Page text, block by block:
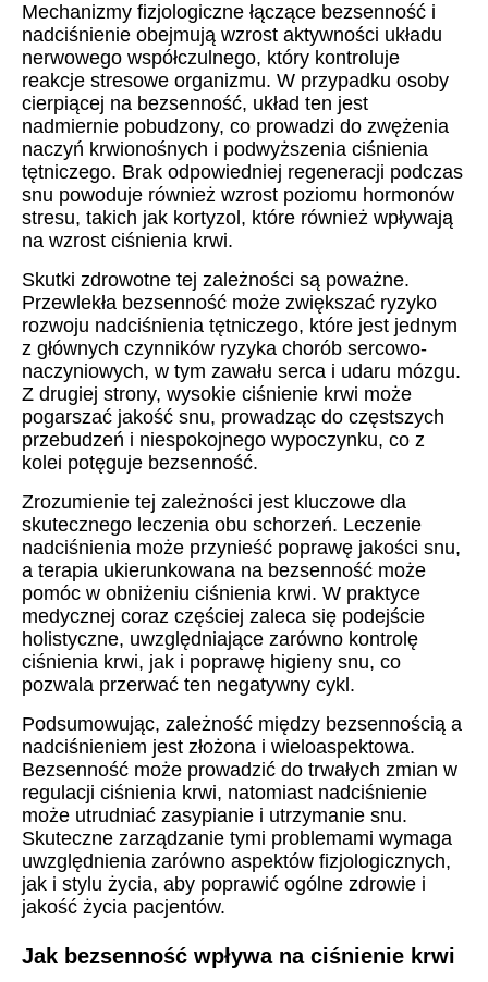
Mechanizmy fizjologiczne łączące bezsenność i
nadciśnienie obejmują wzrost aktywności układu
nerwowego współczulnego, który kontroluje
reakcje stresowe organizmu. W przypadku osoby
cierpiącej na bezsenność, układ ten jest
nadmiernie pobudzony, co prowadzi do zwężenia
naczyń krwionośnych i podwyższenia ciśnienia
tętniczego. Brak odpowiedniej regeneracji podczas
snu powoduje również wzrost poziomu hormonów
stresu, takich jak kortyzol, które również wpływają
na wzrost ciśnienia krwi.
Skutki zdrowotne tej zależności są poważne.
Przewlekła bezsenność może zwiększać ryzyko
rozwoju nadciśnienia tętniczego, które jest jednym
z głównych czynników ryzyka chorób sercowo-
naczyniowych, w tym zawału serca i udaru mózgu.
Z drugiej strony, wysokie ciśnienie krwi może
pogarszać jakość snu, prowadząc do częstszych
przebudzeń i niespokojnego wypoczynku, co z
kolei potęguje bezsenność.
Zrozumienie tej zależności jest kluczowe dla
skutecznego leczenia obu schorzeń. Leczenie
nadciśnienia może przynieść poprawę jakości snu,
a terapia ukierunkowana na bezsenność może
pomóc w obniżeniu ciśnienia krwi. W praktyce
medycznej coraz częściej zaleca się podejście
holistyczne, uwzględniające zarówno kontrolę
ciśnienia krwi, jak i poprawę higieny snu, co
pozwala przerwać ten negatywny cykl.
Podsumowując, zależność między bezsennością a
nadciśnieniem jest złożona i wieloaspektowa.
Bezsenność może prowadzić do trwałych zmian w
regulacji ciśnienia krwi, natomiast nadciśnienie
może utrudniać zasypianie i utrzymanie snu.
Skuteczne zarządzanie tymi problemami wymaga
uwzględnienia zarówno aspektów fizjologicznych,
jak i stylu życia, aby poprawić ogólne zdrowie i
jakość życia pacjentów.
Jak bezsenność wpływa na ciśnienie krwi